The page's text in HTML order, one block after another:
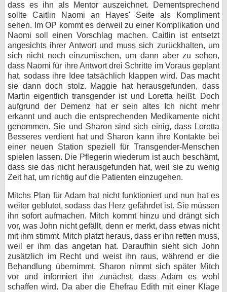
dass es ihn als Mentor auszeichnet. Dementsprechend
sollte Caitlin Naomi an Hayes' Seite als Kompliment
sehen. Im OP kommt es derweil zu einer Komplikation und
Naomi soll einen Vorschlag machen. Caitlin ist entsetzt
angesichts ihrer Antwort und muss sich zurückhalten, um
sich nicht noch einzumischen, um dann aber zu sehen,
dass Naomi für ihre Antwort drei Schritte im Voraus geplant
hat, sodass ihre Idee tatsächlich klappen wird. Das macht
sie dann doch stolz. Maggie hat herausgefunden, dass
Martin eigentlich transgender ist und Loretta heißt. Doch
aufgrund der Demenz hat er sein altes Ich nicht mehr
erkannt und auch die entsprechenden Medikamente nicht
genommen. Sie und Sharon sind sich einig, dass Loretta
Besseres verdient hat und Sharon kann ihre Kontakte bei
einer neuen Station speziell für Transgender-Menschen
spielen lassen. Die Pflegerin wiederum ist auch beschämt,
dass sie das nicht herausgefunden hat, weil sie zu wenig
Zeit hat, um richtig auf die Patienten einzugehen.
Mitchs Plan für Adam hat nicht funktioniert und nun hat es
weiter geblutet, sodass das Herz gefährdet ist. Sie müssen
ihn sofort aufmachen. Mitch kommt hinzu und drängt sich
vor, was John nicht gefällt, denn er merkt, dass etwas nicht
mit ihm stimmt. Mitch platzt heraus, dass er ihn retten muss,
weil er ihm das angetan hat. Daraufhin sieht sich John
zusätzlich im Recht und weist ihn raus, während er die
Behandlung übernimmt. Sharon nimmt sich später Mitch
vor und informiert ihn zunächst, dass Adam es wohl
schaffen wird. Da aber die Ehefrau Edith mit einer Klage